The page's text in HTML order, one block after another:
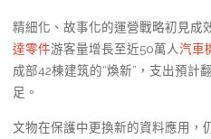
精細化、故事化的運營戰略初見成
達零件游客量增長至近50萬人汽車
成部42棟建筑的“煥新”，支出預計
足。
文物在保護中更換新的資料應用，